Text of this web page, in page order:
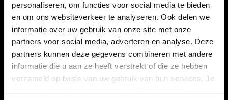
personaliseren, om functies voor social media te bieden
en om ons websiteverkeer te analyseren. Ook delen we
informatie over uw gebruik van onze site met onze
partners voor social media, adverteren en analyse. Deze
partners kunnen deze gegevens combineren met andere
informatie die u aan ze heeft verstrekt of die ze hebben
verzameld op basis van uw gebruik van hun services. Je
CLUB
TEAMS
STADION
SUPPORTERS
FOUNDATION
KAARTVERKOOP